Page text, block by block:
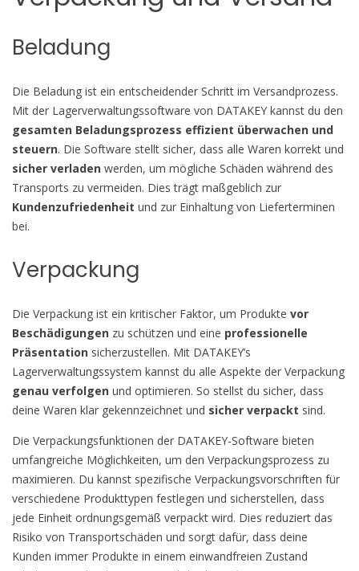
Beladung
Die Beladung ist ein entscheidender Schritt im Versandprozess.
Mit der Lagerverwaltungssoftware von DATAKEY kannst du den
gesamten Beladungsprozess effizient überwachen und
steuern. Die Software stellt sicher, dass alle Waren korrekt und
sicher verladen werden, um mögliche Schäden während des
Transports zu vermeiden. Dies trägt maßgeblich zur
Kundenzufriedenheit und zur Einhaltung von Lieferterminen
bei.
Verpackung
Die Verpackung ist ein kritischer Faktor, um Produkte vor
Beschädigungen zu schützen und eine professionelle
Präsentation sicherzustellen. Mit DATAKEY’s
Lagerverwaltungssystem kannst du alle Aspekte der Verpackung
genau verfolgen und optimieren. So stellst du sicher, dass
deine Waren klar gekennzeichnet und sicher verpackt sind.
Die Verpackungsfunktionen der DATAKEY-Software bieten
umfangreiche Möglichkeiten, um den Verpackungsprozess zu
maximieren. Du kannst spezifische Verpackungsvorschriften für
verschiedene Produkttypen festlegen und sicherstellen, dass
jede Einheit ordnungsgemäß verpackt wird. Dies reduziert das
Risiko von Transportschäden und sorgt dafür, dass deine
Kunden immer Produkte in einem einwandfreien Zustand